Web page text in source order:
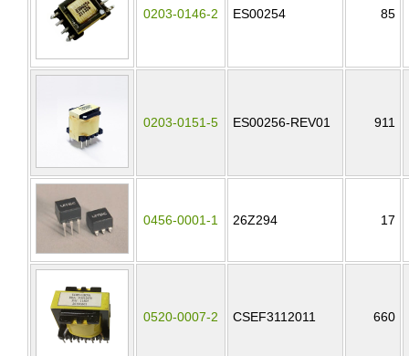
0203-0146-2 ES00254 85
0203-0151-5 ES00256-REV01 911
0456-0001-1 26Z294 17
0520-0007-2 CSEF3112011 660